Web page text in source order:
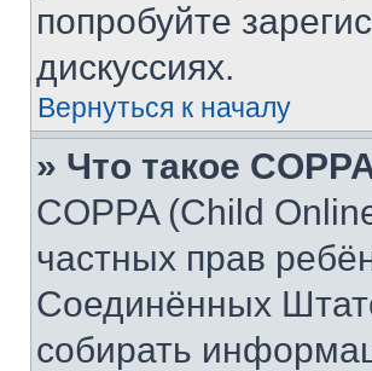
попробуйте
дискуссиях.
Вернуться к началу
» Что такое
COPPA (Child
частных прав
Соединённых
собирать